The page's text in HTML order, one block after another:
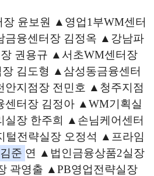
윤보원 ▲영업1부WM센터
금융센터장 김정옥 ▲강남파
권용규 ▲서초WM센터장
김도형 ▲삼성동금융센터
지점장 전민호 ▲청주지점
센터장 김정아 ▲WM기획실
장 한주희 ▲손님케어센터
전략실장 오정석 ▲프라임
김준 연 ▲법인금융상품2실장
곽영출 ▲PB영업전략실장